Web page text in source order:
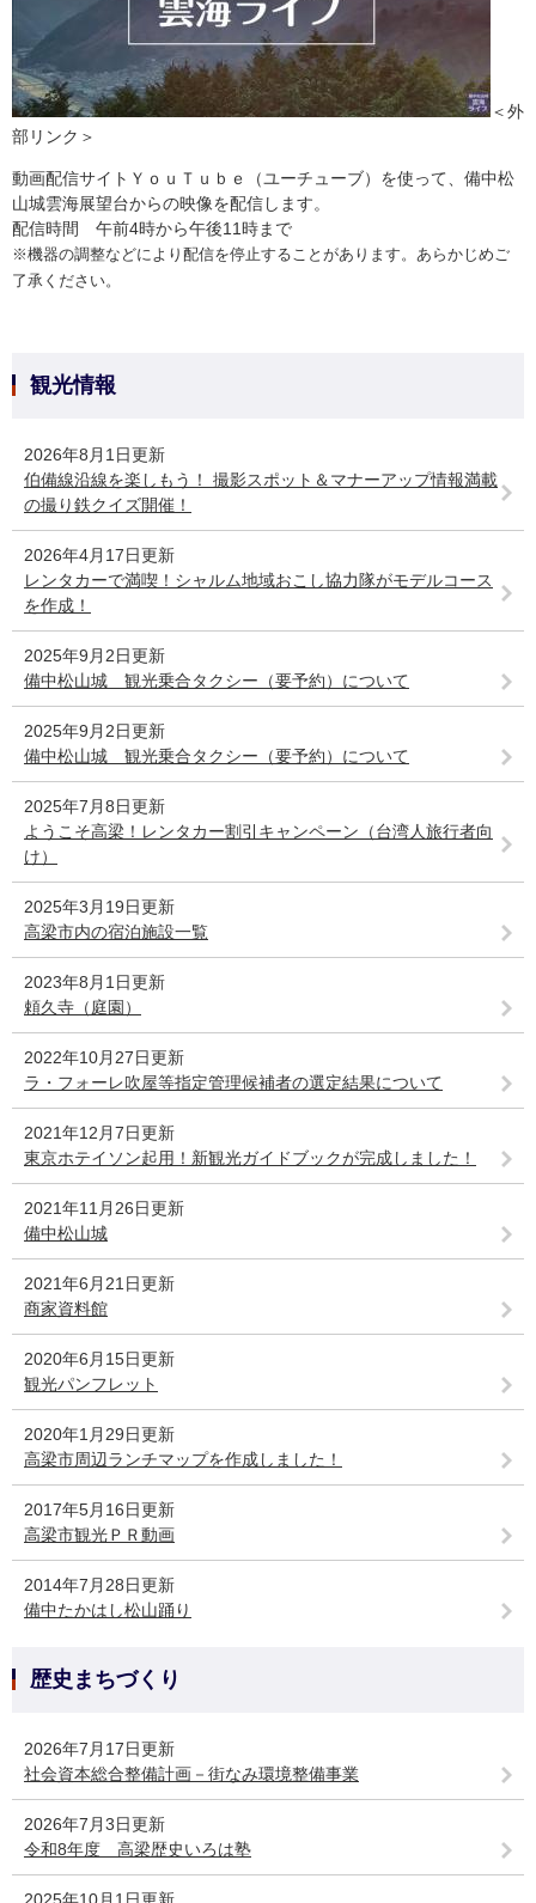
＜外
部リンク＞
動画配信サイトＹｏｕＴｕｂｅ（ユーチューブ）を使って、備中松
山城雲海展望台からの映像を配信します。
配信時間 午前4時から午後11時まで
※機器の調整などにより配信を停止することがあります。あらかじめご
了承ください。
観光情報
2026年8月1日更新
伯備線沿線を楽しもう！ 撮影スポット＆マナーアップ情報満載
の撮り鉄クイズ開催！
2026年4月17日更新
レンタカーで満喫！シャルム地域おこし協力隊がモデルコース
を作成！
2025年9月2日更新
備中松山城 観光乗合タクシー（要予約）について
2025年9月2日更新
備中松山城 観光乗合タクシー（要予約）について
2025年7月8日更新
ようこそ高梁！レンタカー割引キャンペーン（台湾人旅行者向
け）
2025年3月19日更新
高梁市内の宿泊施設一覧
2023年8月1日更新
頼久寺（庭園）
2022年10月27日更新
ラ・フォーレ吹屋等指定管理候補者の選定結果について
2021年12月7日更新
東京ホテイソン起用！新観光ガイドブックが完成しました！
2021年11月26日更新
備中松山城
2021年6月21日更新
商家資料館
2020年6月15日更新
観光パンフレット
2020年1月29日更新
高梁市周辺ランチマップを作成しました！
2017年5月16日更新
高梁市観光ＰＲ動画
2014年7月28日更新
備中たかはし松山踊り
歴史まちづくり
2026年7月17日更新
社会資本総合整備計画－街なみ環境整備事業
2026年7月3日更新
令和8年度 高梁歴史いろは塾